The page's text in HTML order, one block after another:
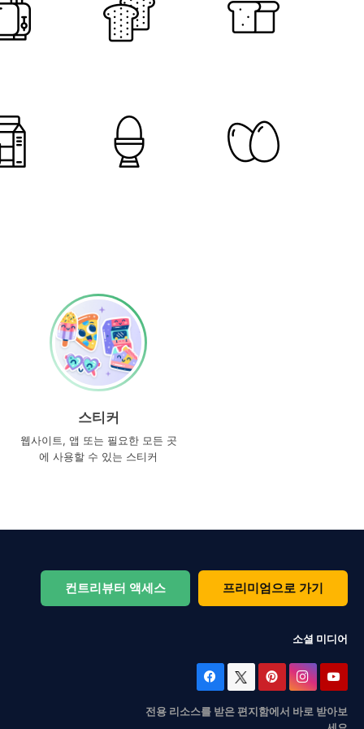
스티커
웹사이트, 앱 또는 필요한 모든 곳
에 사용할 수 있는 스티커
컨트리뷰터 액세스 프리미엄으로 가기
소셜 미디어
전용 리소스를 받은 편지함에서 바로 받아보